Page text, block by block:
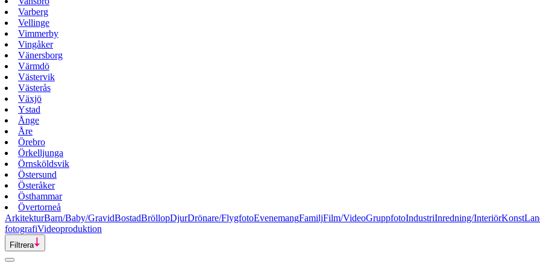
Varberg
Vellinge
Vimmerby
Vingåker
Vänersborg
Värmdö
Västervik
Västerås
Växjö
Ystad
Ånge
Åre
Örebro
Örkelljunga
Örnsköldsvik
Östersund
Österåker
Östhammar
Övertorneå
ArkitekturBarn/Baby/GravidBostadBröllopDjurDrönare/FlygfotoEvenemangFamiljFilm/VideoGruppfotoIndustriInredning/InteriörKonst
fotografiVideoproduktion
Filtrera